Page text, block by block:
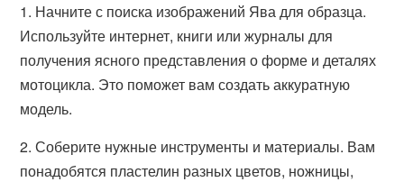
1. Начните с поиска изображений Ява для образца.
Используйте интернет, книги или журналы для
получения ясного представления о форме и деталях
мотоцикла. Это поможет вам создать аккуратную
модель.
2. Соберите нужные инструменты и материалы. Вам
понадобятся пластелин разных цветов, ножницы,